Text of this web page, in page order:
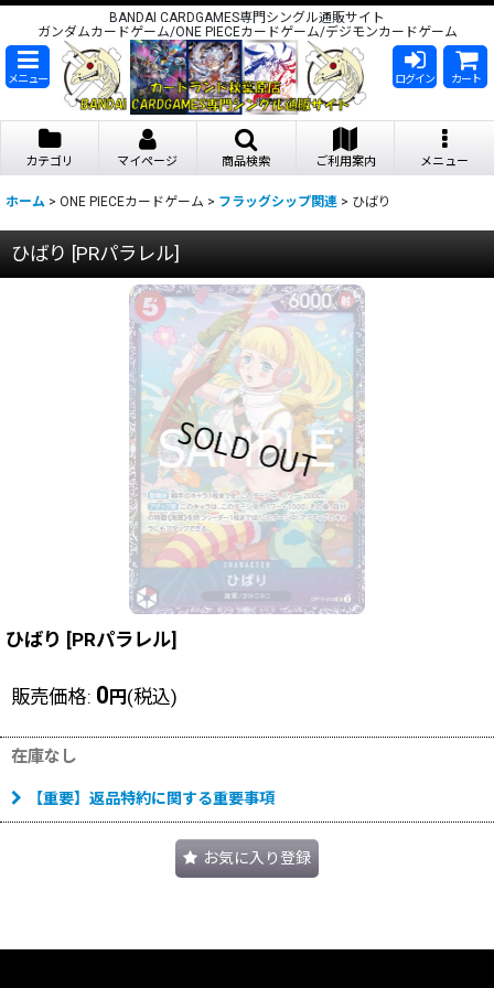
BANDAI CARDGAMES専門シングル通販サイト
ガンダムカードゲーム/ONE PIECEカードゲーム/デジモンカードゲーム
メニュー ログイン カート
カテゴリ マイページ 商品検索 ご利用案内 メニュー
ホーム > ONE PIECEカードゲーム > フラッグシップ関連 > ひばり
ひばり [PRパラレル]
ひばり [PRパラレル]
販売価格: 0 円 (税込)
在庫なし
【重要】返品特約に関する重要事項
お気に入り登録